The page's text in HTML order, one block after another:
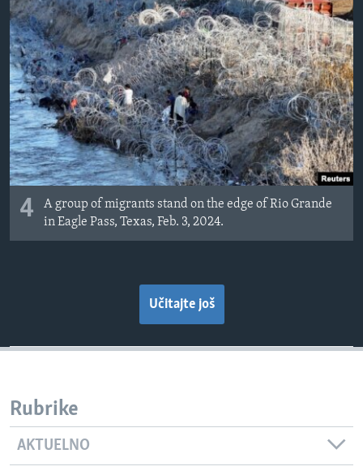
4
A group of migrants stand on the edge of Rio Grande
in Eagle Pass, Texas, Feb. 3, 2024.
Učitajte još
Rubrike
AKTUELNO